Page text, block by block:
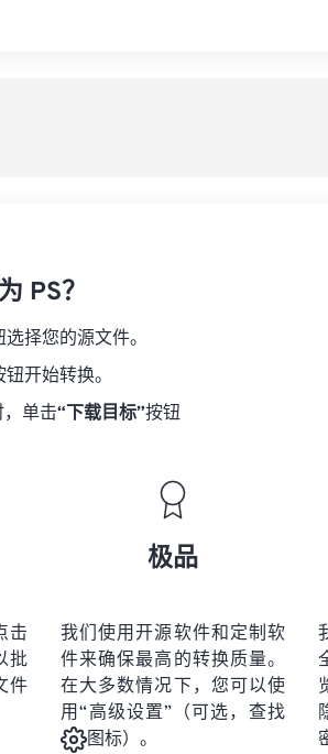
PS？
选择您的源文件。
钮开始转换。
，单击“下载目标”按钮
击
批
件
极品
我们使用开源软件和定制软
件来确保最高的转换质量。
在大多数情况下，您可以使
用“高级设置”（可选，查找
图标）。